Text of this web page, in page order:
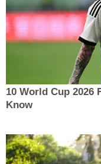
10 World Cup 2026
Know